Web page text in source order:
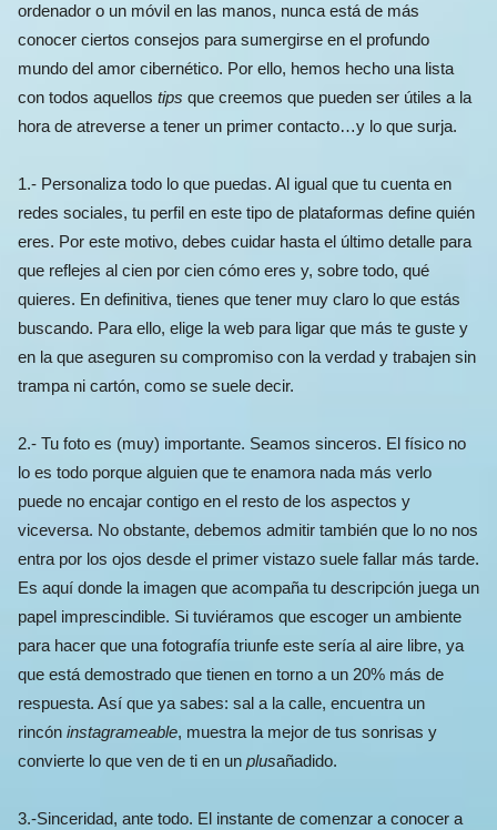
ordenador o un móvil en las manos, nunca está de más
conocer ciertos consejos para sumergirse en el profundo
mundo del amor cibernético. Por ello, hemos hecho una lista
con todos aquellos tips que creemos que pueden ser útiles a la
hora de atreverse a tener un primer contacto…y lo que surja.
1.- Personaliza todo lo que puedas. Al igual que tu cuenta en
redes sociales, tu perfil en este tipo de plataformas define quién
eres. Por este motivo, debes cuidar hasta el último detalle para
que reflejes al cien por cien cómo eres y, sobre todo, qué
quieres. En definitiva, tienes que tener muy claro lo que estás
buscando. Para ello, elige la web para ligar que más te guste y
en la que aseguren su compromiso con la verdad y trabajen sin
trampa ni cartón, como se suele decir.
2.- Tu foto es (muy) importante. Seamos sinceros. El físico no
lo es todo porque alguien que te enamora nada más verlo
puede no encajar contigo en el resto de los aspectos y
viceversa. No obstante, debemos admitir también que lo no nos
entra por los ojos desde el primer vistazo suele fallar más tarde.
Es aquí donde la imagen que acompaña tu descripción juega un
papel imprescindible. Si tuviéramos que escoger un ambiente
para hacer que una fotografía triunfe este sería al aire libre, ya
que está demostrado que tienen en torno a un 20% más de
respuesta. Así que ya sabes: sal a la calle, encuentra un
rincón instagrameable, muestra la mejor de tus sonrisas y
convierte lo que ven de ti en un plusañadido.
3.-Sinceridad, ante todo. El instante de comenzar a conocer a